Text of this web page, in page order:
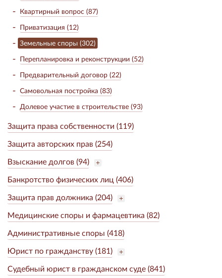
Квартирный вопрос (87)
Приватизация (12)
Земельные споры (302)
Перепланировка и реконструкции (52)
Предварительный договор (22)
Самовольная постройка (83)
Долевое участие в строительстве (93)
Защита права собственности (119)
Защита авторских прав (254)
Взыскание долгов (94)
Банкротство физических лиц (406)
Защита прав должника (204)
Медицинские споры и фармацевтика (82)
Административные споры (418)
Юрист по гражданству (181)
Судебный юрист в гражданском суде (841)